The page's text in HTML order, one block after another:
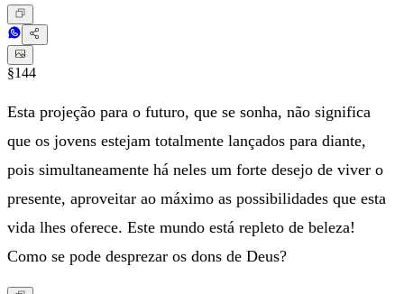
§144
Esta projeção para o futuro, que se sonha, não significa
que os jovens estejam totalmente lançados para diante,
pois simultaneamente há neles um forte desejo de viver o
presente, aproveitar ao máximo as possibilidades que esta
vida lhes oferece. Este mundo está repleto de beleza!
Como se pode desprezar os dons de Deus?